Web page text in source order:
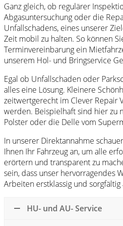
Ganz gleich, ob regulärer
Abgasuntersuchung oder die
Unfallschadens, eines unserer
Zeit mobil zu halten. So können
Terminvereinbarung ein
unserem Hol- und Bringservice
Egal ob Unfallschaden oder
alles eine Lösung. Kleinere
zeitwertgerecht im Clever Repair
werden. Beispielhaft sind hier zu
Polster oder die Delle vom
In unserer Direktannahme
Ihnen Ihr Fahrzeug an, um alle
erörtern und transparent zu
sein, dass unser hervorragendes
Arbeiten erstklassig und sorgfältig
HU- und AU- Service